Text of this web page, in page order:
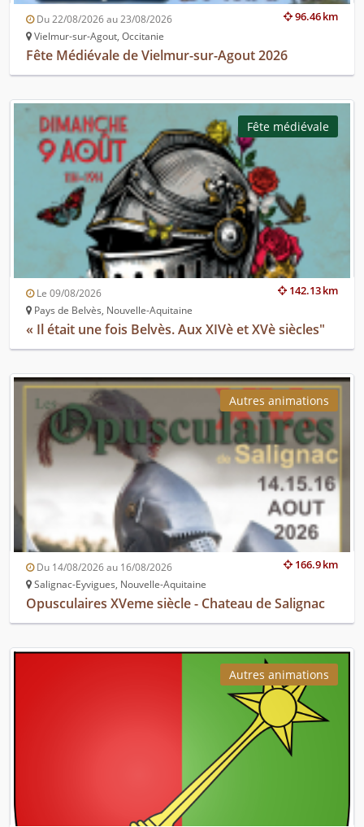
96.46 km
Du 22/08/2026 au 23/08/2026
Vielmur-sur-Agout, Occitanie
Fête Médiévale de Vielmur-sur-Agout 2026
Fête médiévale
142.13 km
Le 09/08/2026
Pays de Belvès, Nouvelle-Aquitaine
« Il était une fois Belvès. Aux XIVè et XVè siècles"
Autres animations
166.9 km
Du 14/08/2026 au 16/08/2026
Salignac-Eyvigues, Nouvelle-Aquitaine
Opusculaires XVeme siècle - Chateau de Salignac
Autres animations